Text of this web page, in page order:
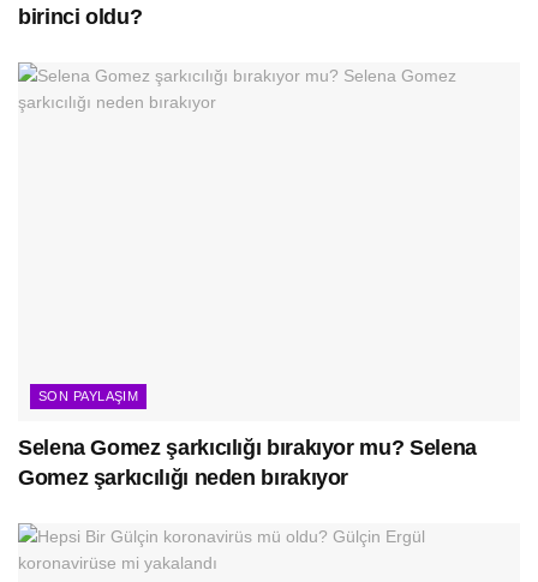
birinci oldu?
SON PAYLAŞIM
Selena Gomez şarkıcılığı bırakıyor mu? Selena
Gomez şarkıcılığı neden bırakıyor